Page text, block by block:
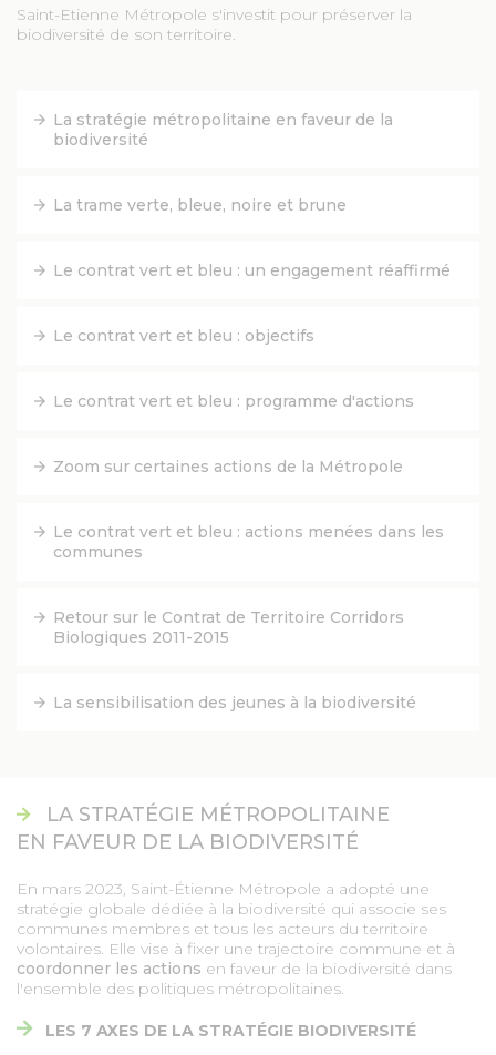
FACEBOOK
YOUTUBE
DESIGN
CARTOGRAPHIE
MAGAZINES COMMUNES
Saint-Etienne Métropole s'investit pour préserver la
biodiversité de son territoire.
La stratégie métropolitaine en faveur de la
biodiversité
La trame verte, bleue, noire et brune
Le contrat vert et bleu : un engagement réaffirmé
Le contrat vert et bleu : objectifs
Le contrat vert et bleu : programme d'actions
Zoom sur certaines actions de la Métropole
Le contrat vert et bleu : actions menées dans les
communes
Retour sur le Contrat de Territoire Corridors
Biologiques 2011-2015
La sensibilisation des jeunes à la biodiversité
LA STRATÉGIE MÉTROPOLITAINE
EN FAVEUR DE LA BIODIVERSITÉ
En mars 2023, Saint-Étienne Métropole a adopté une
stratégie globale dédiée à la biodiversité qui associe ses
communes membres et tous les acteurs du territoire
volontaires. Elle vise à fixer une trajectoire commune et à
coordonner les actions en faveur de la biodiversité dans
l'ensemble des politiques métropolitaines.
LES 7 AXES DE LA STRATÉGIE BIODIVERSITÉ